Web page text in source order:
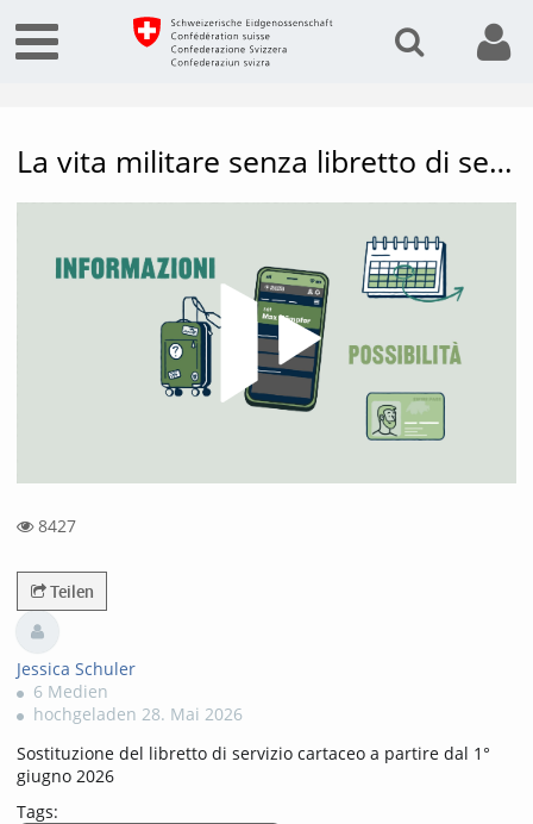
La vita militare senza libretto di servizio
8427
Teilen
Jessica Schuler
6 Medien
hochgeladen 28. Mai 2026
Sostituzione del libretto di servizio cartaceo a partire dal 1°
giugno 2026
Tags: